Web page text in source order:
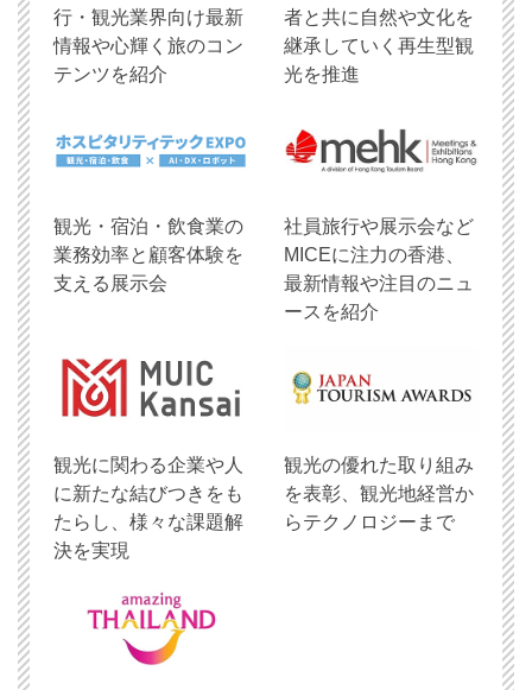
行・観光業界向け最新
情報や心輝く旅のコン
テンツを紹介
者と共に自然や文化を
継承していく再生型観
光を推進
観光・宿泊・飲食業の
業務効率と顧客体験を
支える展示会
社員旅行や展示会など
MICEに注力の香港、
最新情報や注目のニュ
ースを紹介
観光に関わる企業や人
に新たな結びつきをも
たらし、様々な課題解
決を実現
観光の優れた取り組み
を表彰、観光地経営か
らテクノロジーまで